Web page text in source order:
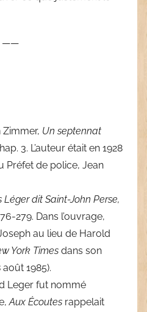
——
Un septennat
3. L’auteur était en 1928
Préfet de police, Jean
Léger dit Saint-John Perse,
279. Dans l’ouvrage,
au lieu de Harold
York Times dans son
1985).
Leger fut nommé
Aux Écoutes rappelait